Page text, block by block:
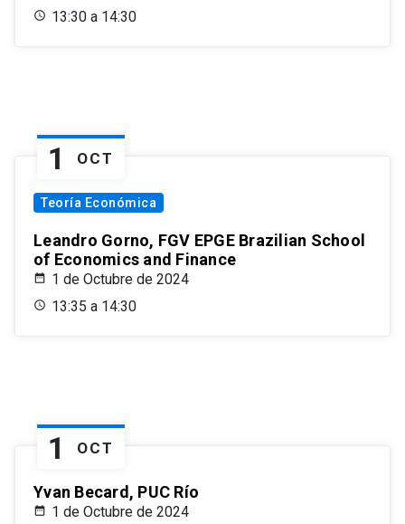
13:30 a 14:30
1 OCT
Teoría Económica
Leandro Gorno, FGV EPGE Brazilian School
of Economics and Finance
1 de Octubre de 2024
13:35 a 14:30
1 OCT
Yvan Becard, PUC Río
1 de Octubre de 2024